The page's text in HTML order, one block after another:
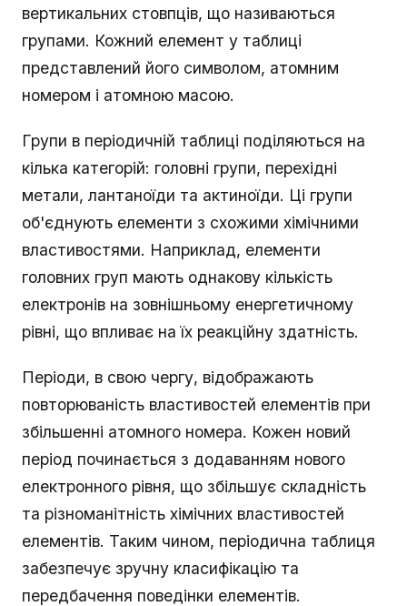
вертикальних стовпців, що називаються
групами. Кожний елемент у таблиці
представлений його символом, атомним
номером і атомною масою.
Групи в періодичній таблиці поділяються на
кілька категорій: головні групи, перехідні
метали, лантаноїди та актиноїди. Ці групи
об'єднують елементи з схожими хімічними
властивостями. Наприклад, елементи
головних груп мають однакову кількість
електронів на зовнішньому енергетичному
рівні, що впливає на їх реакційну здатність.
Періоди, в свою чергу, відображають
повторюваність властивостей елементів при
збільшенні атомного номера. Кожен новий
період починається з додаванням нового
електронного рівня, що збільшує складність
та різноманітність хімічних властивостей
елементів. Таким чином, періодична таблиця
забезпечує зручну класифікацію та
передбачення поведінки елементів.